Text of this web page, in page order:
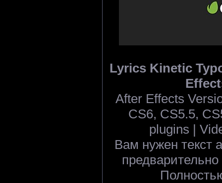
Lyrics Kinetic
After Effects
CS6, CS5.5,
plugins |
Вам нужен текст